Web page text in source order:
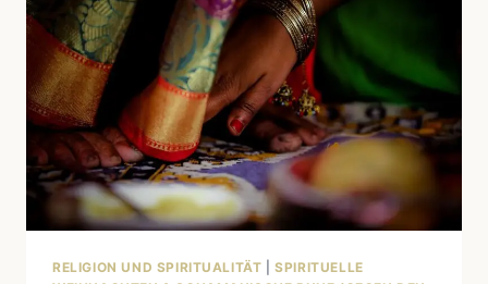
STÄMME:
DAS
UNIVERSALSTE
WESEN
DER
INDIGENEN
WELT
RELIGION UND SPIRITUALITÄT |SPIRITUELLE